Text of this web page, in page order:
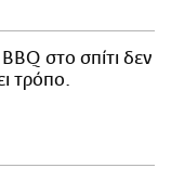
στο σπίτι δεν
τρόπο.